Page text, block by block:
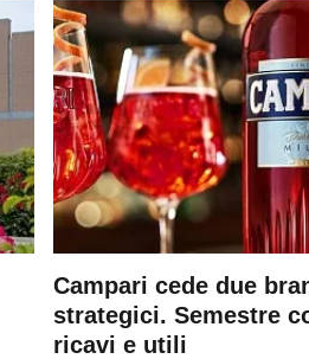
Campari cede due
strategici. Semestre
ricavi e utili